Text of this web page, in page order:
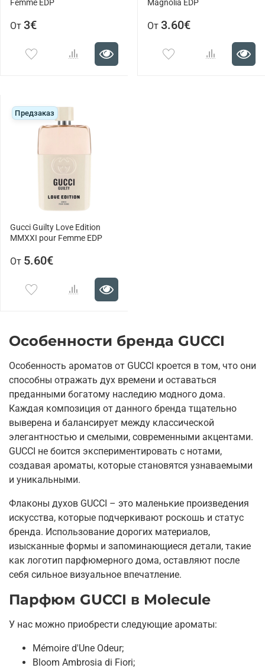
Femme EDP
От 3€
Magnolia EDP
От 3.60€
Предзаказ
Gucci Guilty Love Edition
MMXXI pour Femme EDP
От 5.60€
Особенности бренда GUCCI
Особенность ароматов от GUCCI кроется в том, что они
способны отражать дух времени и оставаться
преданными богатому наследию модного дома.
Каждая композиция от данного бренда тщательно
выверена и балансирует между классической
элегантностью и смелыми, современными акцентами.
GUCCI не боится экспериментировать с нотами,
создавая ароматы, которые становятся узнаваемыми
и уникальными.
Флаконы духов GUCCI – это маленькие произведения
искусства, которые подчеркивают роскошь и статус
бренда. Использование дорогих материалов,
изысканные формы и запоминающиеся детали, такие
как логотип парфюмерного дома, оставляют после
себя сильное визуальное впечатление.
Парфюм GUCCI в Molecule
У нас можно приобрести следующие ароматы:
Mémoire d'Une Odeur;
Bloom Ambrosia di Fiori;